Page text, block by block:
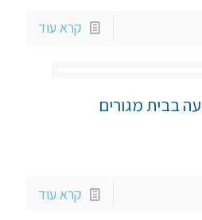
קרא עוד
בבית מגורים
קרא עוד